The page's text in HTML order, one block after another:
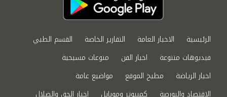
الرئيسية الاخبار العامة التقارير الخاصة
القسم الطبي
فيديوهات متنوعة
اخبار الفن
منوعات مسيحية
اخبار الرياضة
مطبخ الموقع
مواضيع عامة
الاقتصاد والبورصة
كمبيوتر وموبايل اخبار الحق والضلال